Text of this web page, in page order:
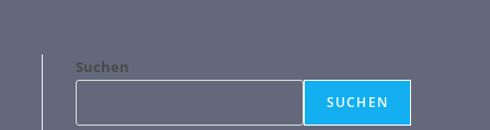
Suchen
SUCHEN